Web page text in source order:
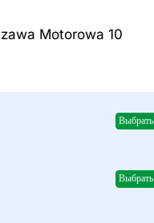
Motorowa 10
Выбрать
Выбрать